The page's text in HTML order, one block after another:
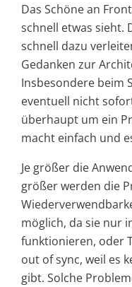
Das Schöne an
schnell etwas sieht.
schnell dazu
Gedanken zur
Insbesondere beim
eventuell nicht
überhaupt um ein
macht einfach und
Je größer die
größer werden die
möglich, da sie nur
funktionieren, oder
out of sync, weil es
gibt. Solche